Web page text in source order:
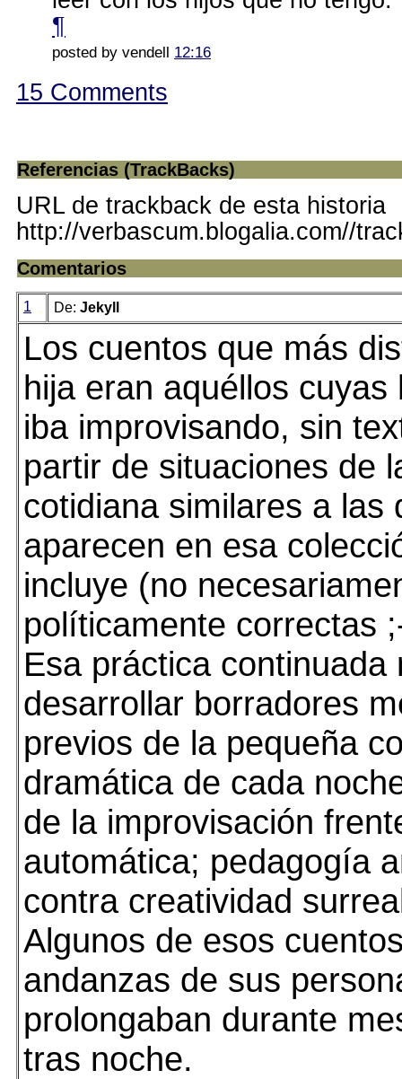
¶
posted by vendell 12:16
15 Comments
Referencias (TrackBacks)
URL de trackback de esta historia
http://verbascum.blogalia.com//
Comentarios
1 De: Jekyll
Los cuentos que más
hija eran aquéllos cuyas
iba improvisando, sin
partir de situaciones de
cotidiana similares a las
aparecen en esa
incluye (no
políticamente correctas
Esa práctica continuada
desarrollar borradores
previos de la pequeña
dramática de cada
de la improvisación
automática; pedagogía
contra creatividad
Algunos de esos
andanzas de sus
prolongaban durante
tras noche.